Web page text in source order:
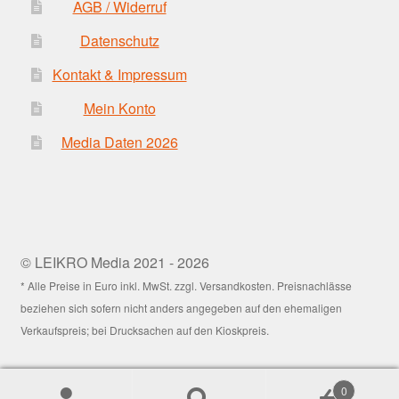
AGB / Widerruf
Datenschutz
Kontakt & Impressum
Mein Konto
Media Daten 2026
© LEIKRO Media 2021 - 2026
* Alle Preise in Euro inkl. MwSt. zzgl. Versandkosten. Preisnachlässe
beziehen sich sofern nicht anders angegeben auf den ehemaligen
Verkaufspreis; bei Drucksachen auf den Kioskpreis.
0